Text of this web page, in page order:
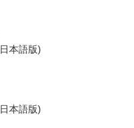
本語版)
本語版)